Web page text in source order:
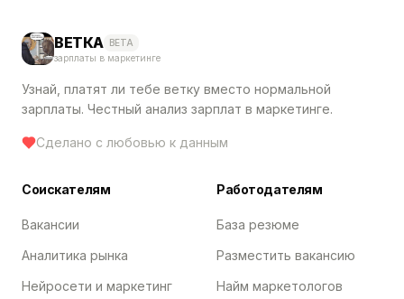
ВЕТКА BETA
зарплаты в маркетинге
Узнай, платят ли тебе ветку вместо нормальной
зарплаты. Честный анализ зарплат в маркетинге.
Сделано с любовью к данным
Соискателям
Вакансии
Аналитика рынка
Нейросети и маркетинг
Работодателям
База резюме
Разместить вакансию
Найм маркетологов